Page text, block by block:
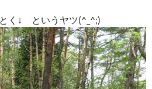
く↓ というヤツ(^_^;)